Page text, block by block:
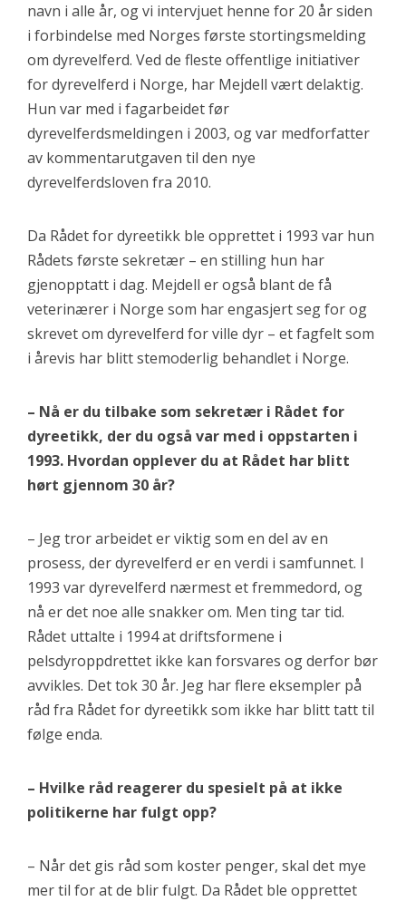
navn i alle år, og vi intervjuet henne for 20 år siden
i forbindelse med Norges første stortingsmelding
om dyrevelferd. Ved de fleste offentlige initiativer
for dyrevelferd i Norge, har Mejdell vært delaktig.
Hun var med i fagarbeidet før
dyrevelferdsmeldingen i 2003, og var medforfatter
av kommentarutgaven til den nye
dyrevelferdsloven fra 2010.
Da Rådet for dyreetikk ble opprettet i 1993 var hun
Rådets første sekretær – en stilling hun har
gjenopptatt i dag. Mejdell er også blant de få
veterinærer i Norge som har engasjert seg for og
skrevet om dyrevelferd for ville dyr – et fagfelt som
i årevis har blitt stemoderlig behandlet i Norge.
– Nå er du tilbake som sekretær i Rådet for
dyreetikk, der du også var med i oppstarten i
1993. Hvordan opplever du at Rådet har blitt
hørt gjennom 30 år?
– Jeg tror arbeidet er viktig som en del av en
prosess, der dyrevelferd er en verdi i samfunnet. I
1993 var dyrevelferd nærmest et fremmedord, og
nå er det noe alle snakker om. Men ting tar tid.
Rådet uttalte i 1994 at driftsformene i
pelsdyroppdrettet ikke kan forsvares og derfor bør
avvikles. Det tok 30 år. Jeg har flere eksempler på
råd fra Rådet for dyreetikk som ikke har blitt tatt til
følge enda.
– Hvilke råd reagerer du spesielt på at ikke
politikerne har fulgt opp?
– Når det gis råd som koster penger, skal det mye
mer til for at de blir fulgt. Da Rådet ble opprettet